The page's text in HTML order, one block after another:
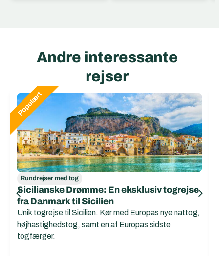
Andre interessante
rejser
Rundrejser med tog
Sicilianske Drømme: En eksklusiv togrejse
fra Danmark til Sicilien
Unik togrejse til Sicilien. Kør med Europas nye nattog,
højhastighedstog, samt en af Europas sidste
togfærger.